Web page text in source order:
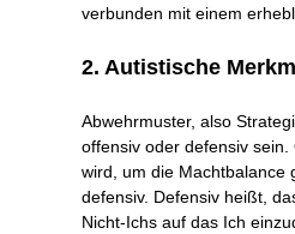
verbunden mit einem
2. Autistische
Abwehrmuster, also
offensiv oder defensiv
wird, um die Machtbalance
defensiv. Defensiv heißt,
Nicht-Ichs auf das Ich